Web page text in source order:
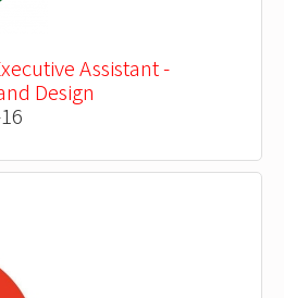
Assistant -
Design